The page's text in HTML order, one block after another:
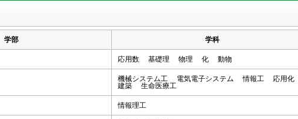
学部 学科
応用数 基礎理 物理 化 動物
機械システム工 電気電子システム 情報工 応用化
建築 生命医療工
情報理工